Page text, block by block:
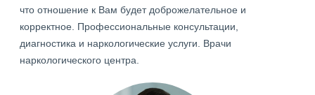
что отношение к Вам будет доброжелательное и
корректное. Профессиональные консультации,
диагностика и наркологические услуги. Врачи
наркологического центра.